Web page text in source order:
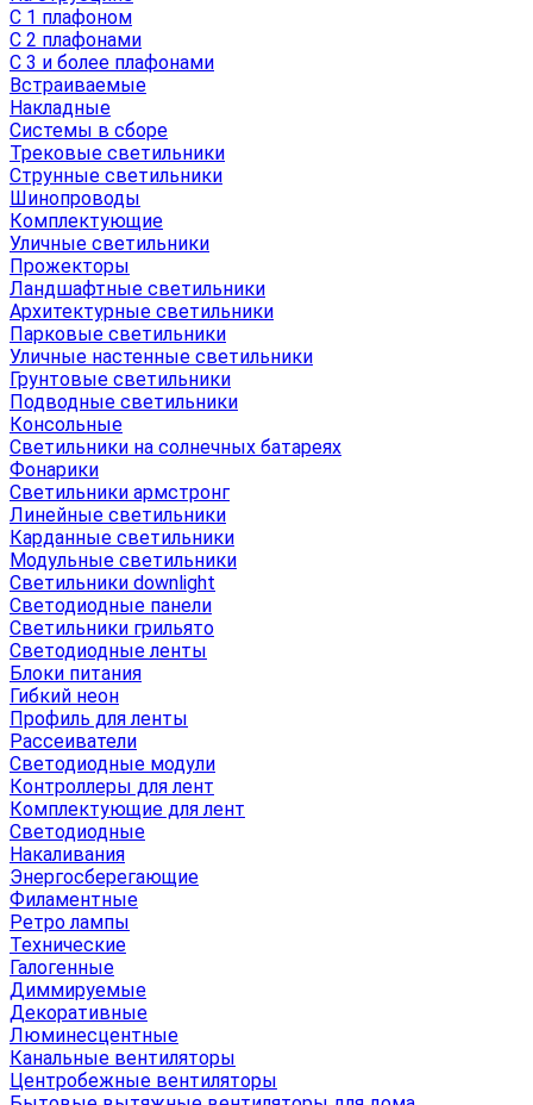
С 1 плафоном
С 2 плафонами
С 3 и более плафонами
Встраиваемые
Накладные
Системы в сборе
Трековые светильники
Струнные светильники
Шинопроводы
Комплектующие
Уличные светильники
Прожекторы
Ландшафтные светильники
Архитектурные светильники
Парковые светильники
Уличные настенные светильники
Грунтовые светильники
Подводные светильники
Консольные
Светильники на солнечных батареях
Фонарики
Светильники армстронг
Линейные светильники
Карданные светильники
Модульные светильники
Светильники downlight
Светодиодные панели
Светильники грильято
Светодиодные ленты
Блоки питания
Гибкий неон
Профиль для ленты
Рассеиватели
Светодиодные модули
Контроллеры для лент
Комплектующие для лент
Светодиодные
Накаливания
Энергосберегающие
Филаментные
Ретро лампы
Технические
Галогенные
Диммируемые
Декоративные
Люминесцентные
Канальные вентиляторы
Центробежные вентиляторы